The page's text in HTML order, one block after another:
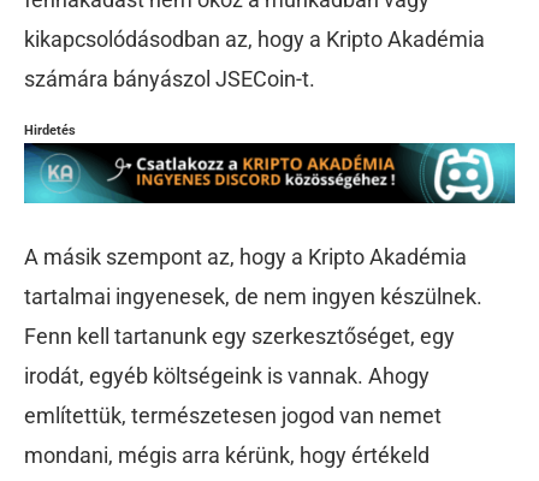
kikapcsolódásodban az, hogy a Kripto Akadémia
számára bányászol JSECoin-t.
Hirdetés
A másik szempont az, hogy a Kripto Akadémia
tartalmai ingyenesek, de nem ingyen készülnek.
Fenn kell tartanunk egy szerkesztőséget, egy
irodát, egyéb költségeink is vannak. Ahogy
említettük, természetesen jogod van nemet
mondani, mégis arra kérünk, hogy értékeld